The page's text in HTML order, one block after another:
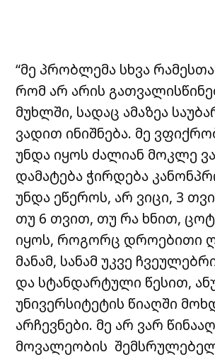
“მე პრობლემა სხვა
რომ არ არის
მუხლში, სადაც ამაზეა
ვადით ინიშნება. მე
უნდა იყოს ძალიან მოკლე
დამატება ჭირდება
უნდა ეწეროს, არ ვიცი, 3
თუ 6 თვით, თუ რა ხნით,
იყოს, როგორც დროებითი
მანამ, სანამ უკვე
და სტანდარტული წესით,
უნივერსიტეტის წიაღში
არჩევნები. მე არ ვარ
მოვალეობის